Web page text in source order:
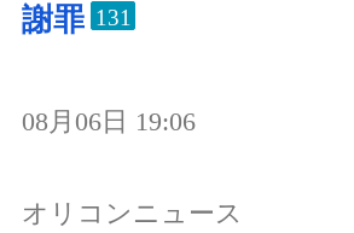
謝罪 131
08月06日 19:06
オリコンニュース